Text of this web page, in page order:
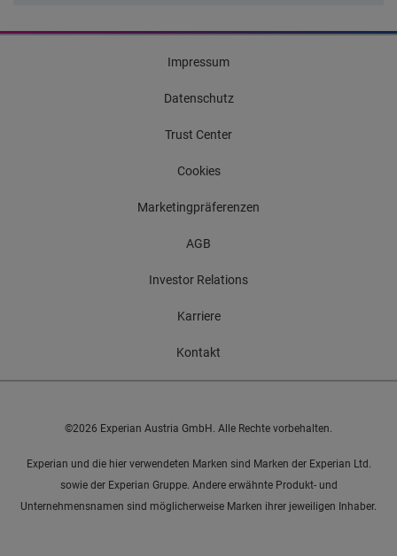
Impressum
Datenschutz
Trust Center
Cookies
Marketingpräferenzen
AGB
Investor Relations
Karriere
Kontakt
©2026 Experian Austria GmbH. Alle Rechte vorbehalten.
Experian und die hier verwendeten Marken sind Marken der Experian Ltd.
sowie der Experian Gruppe. Andere erwähnte Produkt- und
Unternehmensnamen sind möglicherweise Marken ihrer jeweiligen Inhaber.